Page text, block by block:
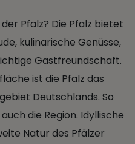
Pfalz? Die Pfalz bietet
kulinarische Genüsse,
Gastfreundschaft.
ist die Pfalz das
Deutschlands. So
die Region. Idyllische
Natur des Pfälzer